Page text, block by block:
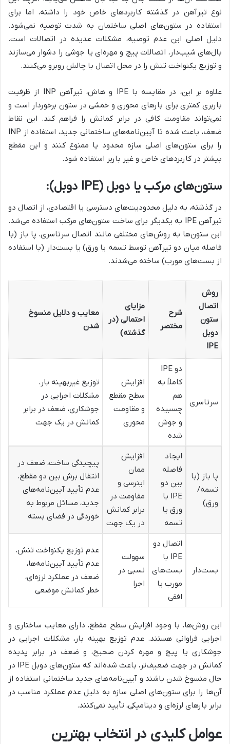
نوع تیرآهن در گذشته کاربردهای خاص خود را داشته، اما برای
استفاده در ستون‌های اصلی ساختمان به شدت توصیه نمی‌شود.
دلیل اصلی این عدم توصیه، مشکلات عدیده در اتصالات است.
بال‌های شیب‌دار، اتصالات پیچ و مهره‌ای یا جوشی را دشوار می‌سازند
و توزیع یکنواخت تنش را در محل اتصال با چالش روبرو می‌کنند.
علاوه بر این، در مقایسه با IPE و هاش، تیرآهن INP از ظرفیت
باربری کمتری برای بارهای محوری و خمشی در ستون برخوردار است و
نمی‌تواند مقاومت کافی در برابر کمانش را فراهم کند. این نقاط
ضعف، باعث شده تا آیین‌نامه‌های ساختمانی جدید، استفاده از INP
را برای ستون‌های اصلی سازه محدود یا ممنوع کنند و این مقطع
بیشتر در کاربردهای خاص و غیر باربر استفاده شود.
ستون‌های مرکب یا دوبل (IPE دوبل):
در گذشته، به دلیل محدودیت‌های دسترسی یا اقتصادی، از اتصال دو
تیرآهن IPE به یکدیگر برای ساخت ستون‌های مرکب استفاده می‌شد.
این ستون‌ها به روش‌های مختلفی مانند اتصال سرتاسری، پا باز (با
فاصله میان دو تیرآهن توسط تسمه یا ورق) یا بست‌دار (با استفاده
از بست‌های مورب) ساخته می‌شدند.
روش
اتصال
ستون
دوبل
IPE
شرح
مختصر
مزایای
احتمالی (در
گذشته)
معایب و دلایل منسوخ
شدن
سرتاسری
دو IPE
کاملاً به
هم
چسبیده
و جوش
شده
افزایش
سطح مقطع
و مقاومت
محوری
توزیع غیربهینه بار،
مشکلات اجرایی در
جوشکاری، ضعف در برابر
کمانش در یک جهت
پا باز (با
تسمه/
ورق)
ایجاد
فاصله
بین دو
IPE با
ورق یا
تسمه
افزایش
ممان
اینرسی و
مقاومت در
برابر کمانش
در یک جهت
پیچیدگی ساخت، ضعف در
انتقال برش بین دو مقطع،
عدم تأیید آیین‌نامه‌های
جدید، مسائل مربوط به
خوردگی در فضای بسته
بست‌دار
اتصال دو
IPE با
بست‌های
مورب یا
افقی
سهولت
نسبی در
اجرا
عدم توزیع یکنواخت تنش،
عدم تأیید آیین‌نامه‌ها،
ضعف در عملکرد لرزه‌ای،
خطر کمانش موضعی
این روش‌ها، با وجود افزایش سطح مقطع، دارای معایب ساختاری و
اجرایی فراوانی هستند. عدم توزیع بهینه بار، مشکلات اجرایی در
جوشکاری یا پیچ و مهره کردن صحیح، و ضعف در برابر پدیده
کمانش در جهت ضعیف‌تر، باعث شده‌اند که ستون‌های دوبل IPE در
حال منسوخ شدن باشند و آیین‌نامه‌های جدید ساختمانی استفاده از
آن‌ها را برای ستون‌های اصلی سازه به دلیل عدم عملکرد مناسب در
برابر بارهای لرزه‌ای و دینامیکی، تأیید نمی‌کنند.
عوامل کلیدی در انتخاب بهترین